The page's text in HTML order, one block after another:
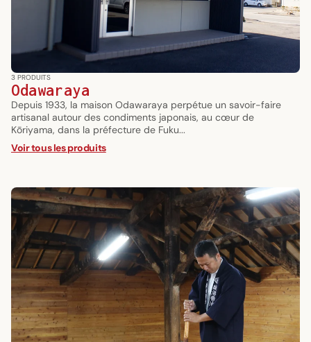
3 PRODUITS
Odawaraya
Depuis 1933, la maison Odawaraya perpétue un savoir-faire
artisanal autour des condiments japonais, au cœur de
Kōriyama, dans la préfecture de Fuku...
Voir tous les produits